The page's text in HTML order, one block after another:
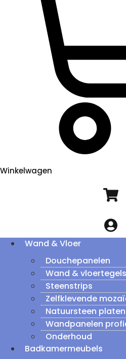
Winkelwagen
Wand & Vloer
Douchepanelen
Wand & vloertegels
Steenstrips
Zelfklevende
Natuursteen platen
Wandpanelen
Onderhoud
Badkamermeubels